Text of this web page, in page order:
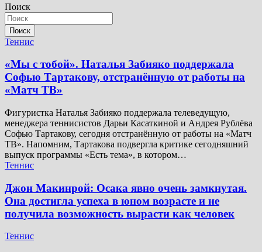
Поиск
Поиск
Теннис
«Мы с тобой». Наталья Забияко поддержала
Софью Тартакову, отстранённую от работы на
«Матч ТВ»
Фигуристка Наталья Забияко поддержала телеведущую,
менеджера теннисистов Дарьи Касаткиной и Андрея Рублёва
Софью Тартакову, сегодня отстранённую от работы на «Матч
ТВ». Напомним, Тартакова подвергла критике сегодняшний
выпуск программы «Есть тема», в котором…
Теннис
Джон Макинрой: Осака явно очень замкнутая.
Она достигла успеха в юном возрасте и не
получила возможность вырасти как человек
Теннис